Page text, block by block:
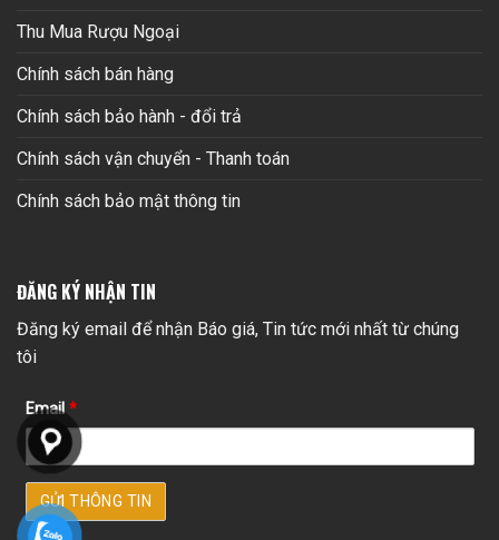
Thu Mua Rượu Ngoại
Chính sách bán hàng
Chính sách bảo hành - đổi trả
Chính sách vận chuyển - Thanh toán
Chính sách bảo mật thông tin
ĐĂNG KÝ NHẬN TIN
Đăng ký email để nhận Báo giá, Tin tức mới nhất từ chúng
tôi
Email *